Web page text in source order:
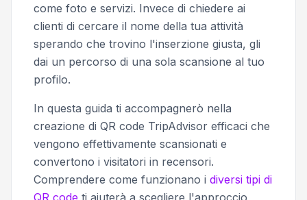
come foto e servizi. Invece di chiedere ai
clienti di cercare il nome della tua attività
sperando che trovino l'inserzione giusta, gli
dai un percorso di una sola scansione al tuo
profilo.
In questa guida ti accompagnerò nella
creazione di QR code TripAdvisor efficaci che
vengono effettivamente scansionati e
convertono i visitatori in recensori.
Comprendere come funzionano i diversi tipi di
QR code ti aiuterà a scegliere l'approccio